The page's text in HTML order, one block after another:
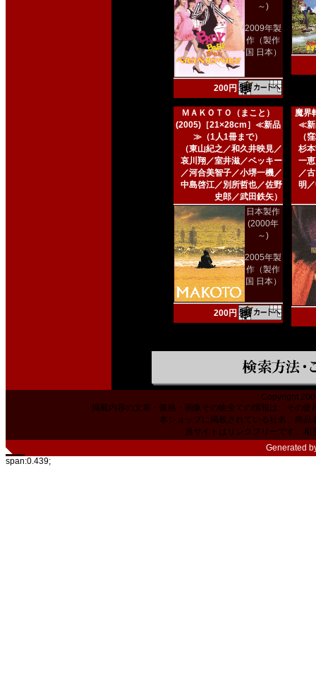
～)
2009年製
作（製作
国 日本）
200円
ＭＡＫＯＴＯ（まこと）
(2005)［21×28cm］≪新品
≫（1人1冊まで）
（東山紀之／和久井映見／
哀川翔／室井滋／ベッキー
／河合美智子／小堺一機／
中島啓江／別所哲也／佐野
史郎／武田鉄矢）
日本製作
(2000年
～)
2005年製
作（製作
国 日本）
200円
魔界
≪新
（
杉
一
／
明
Copyright
掲載内容の文章・価格・画像その他全ての情報は、その
本ショップに掲載されている社名、商
当サイトはリンクフリーです。相
Generated
span:0.439;